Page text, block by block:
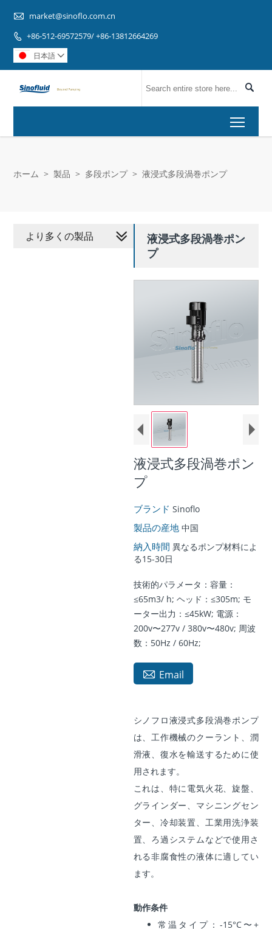
 market@sinoflo.com.cn
 +86-512-69572579/ +86-13812664269
日本語 

ホーム > 製品 > 多段ポンプ > 液浸式多段渦巻ポンプ
液浸式多段渦巻ポン
プ
液浸式多段渦巻ポン
プ
ブランド Sinoflo
製品の産地 中国
納入時間 異なるポンプ材料によ
る15-30日
技術的パラメータ：容量：
≤65m3/ h; ヘッド：≤305m; モ
ーター出力：≤45kW; 電源：
200v〜277v / 380v〜480v; 周波
数：50Hz / 60Hz;
 Email
シノフロ液浸式多段渦巻ポンプ
は、工作機械のクーラント、潤
滑液、復水を輸送するために使
用されます。
これは、特に電気火花、旋盤、
グラインダー、マシニングセン
ター、冷却装置、工業用洗浄装
置、ろ過システムなどで使用さ
れる非腐食性の液体に適してい
ます。
動作条件
常温タイプ：-15°C〜+
より多くの製品